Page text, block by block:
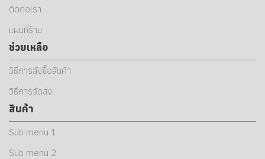
ติดต่อเรา
แผนที่ร้าน
ช่วยเหลือ
วิธีการสั่งซื้อสินค้า
วิธีการจัดส่ง
สินค้า
Sub menu 1
Sub menu 2